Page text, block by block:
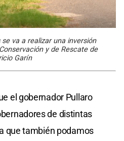
va a realizar una inversión
y de Rescate de
Garín
el gobernador Pullaro
de distintas
que también podamos